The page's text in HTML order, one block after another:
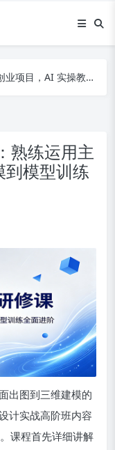
网盘资源，线上副业技巧，短视频创作教程
熟练运用主
模型训练
出图到三维建模的
计实战高阶班内容
课程首先详细讲解